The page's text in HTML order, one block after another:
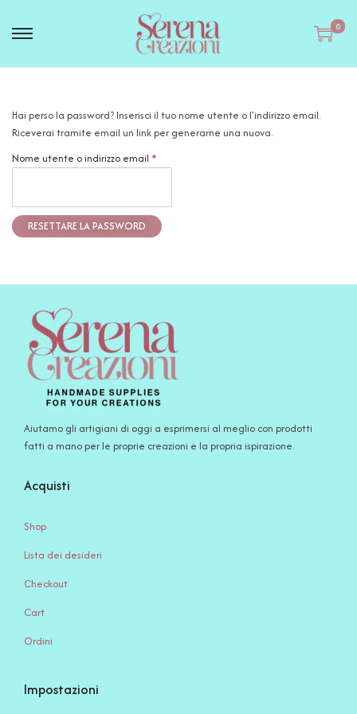
0
Hai perso la password? Inserisci il tuo nome utente o l'indirizzo email.
Riceverai tramite email un link per generarne una nuova.
Nome utente o indirizzo email *
RESETTARE LA PASSWORD
Aiutamo gli artigiani di oggi a esprimersi al meglio con prodotti
fatti a mano per le proprie creazioni e la propria ispirazione.
Acquisti
Shop
Lista dei desideri
Checkout
Cart
Ordini
Impostazioni